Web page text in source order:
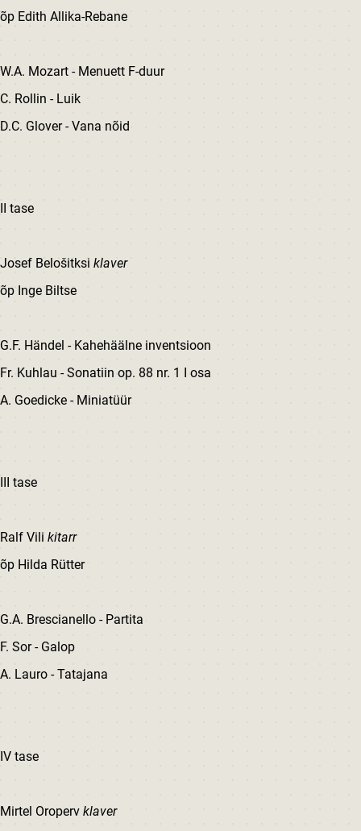
õp Edith Allika-Rebane
W.A. Mozart - Menuett F-duur
C. Rollin - Luik
D.C. Glover - Vana nõid
II tase
Josef Belošitksi klaver
õp Inge Biltse
G.F. Händel - Kahehäälne inventsioon
Fr. Kuhlau - Sonatiin op. 88 nr. 1 I osa
A. Goedicke - Miniatüür
III tase
Ralf Vili kitarr
õp Hilda Rütter
G.A. Brescianello - Partita
F. Sor - Galop
A. Lauro - Tatajana
IV tase
Mirtel Oroperv klaver